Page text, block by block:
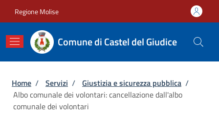
Regione Molise
Comune di Castel del Giudice
Briciole di pane
Home / Servizi / Giustizia e sicurezza pubblica /
Albo comunale dei volontari: cancellazione dall'albo
comunale dei volontari